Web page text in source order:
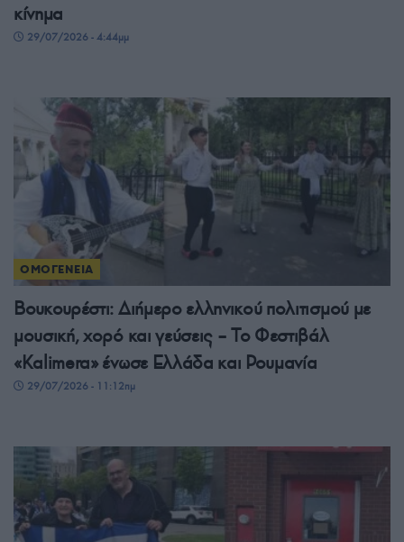
κίνημα
29/07/2026 - 4:44μμ
ΟΜΟΓΕΝΕΙΑ
Βουκουρέστι: Διήμερο ελληνικού πολιτισμού με
μουσική, χορό και γεύσεις – Το Φεστιβάλ
«Kalimera» ένωσε Ελλάδα και Ρουμανία
29/07/2026 - 11:12πμ